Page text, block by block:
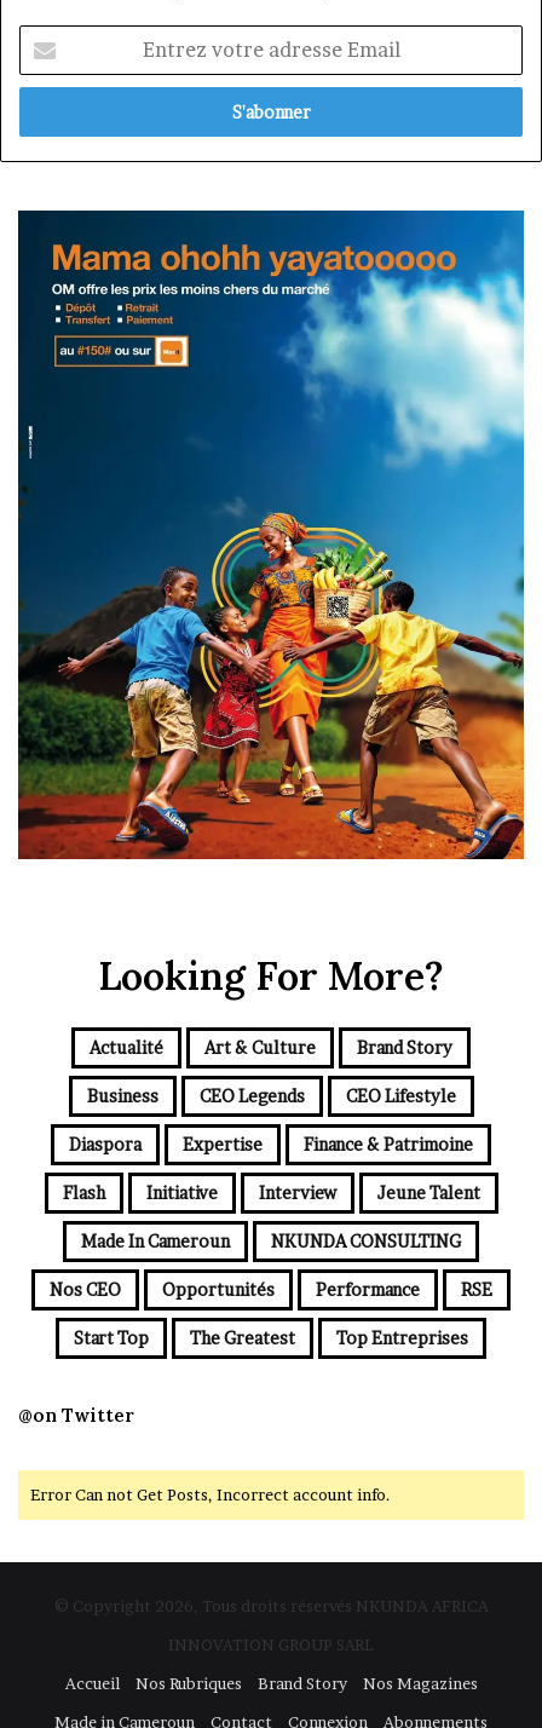
votre
adresse
Looking For More?
Actualité Art & Culture Brand Story
Business CEO Legends CEO Lifestyle
Diaspora Expertise Finance & Patrimoine
Flash Initiative Interview Jeune Talent
Made In Cameroun NKUNDA CONSULTING
Nos CEO Opportunités Performance RSE
Start Top The Greatest Top Entreprises
@on Twitter
Error Can not Get Posts, Incorrect account info.
© Copyright 2026, Tous droits réservés NKUNDA AFRICA
INNOVATION GROUP SARL
Accueil
Nos Rubriques Brand Story
Nos Magazines
Made in Cameroun
Contact Connexion Abonnements